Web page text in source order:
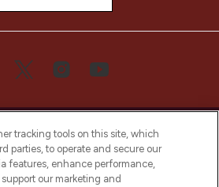
osobą, która dowie się o
tracking tools on this site, which
parties, to operate and secure our
features, enhance performance,
our marketing and